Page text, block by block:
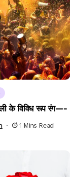
के विविध रूप रंग—-
1 Mins Read